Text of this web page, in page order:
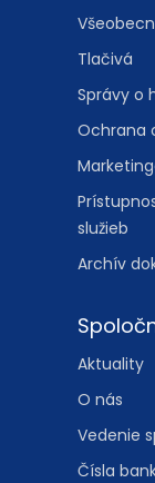
Tlačivá
Správy o
Ochrana
služieb
Archív
Aktuality
O nás
Vedenie
Čísla